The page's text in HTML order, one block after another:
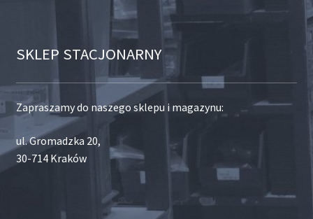
SKLEP STACJONARNY
Zapraszamy do naszego sklepu i magazynu:
ul. Gromadzka 20,
30-714 Kraków